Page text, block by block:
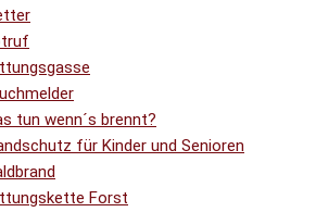
tun wenn´s brennt?
für Kinder und Senioren
Forst